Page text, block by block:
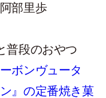
部里歩
普段のおやつ
ボンヴュータ
』の定番焼き菓